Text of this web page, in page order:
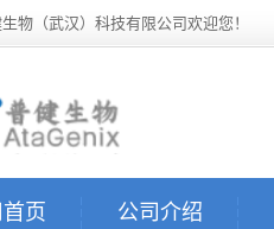
物（武汉）科技有限公司欢迎您！
页 公司介绍